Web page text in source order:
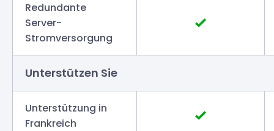
Redundante
Server-
Stromversorgung
Unterstützen Sie
Unterstützung in
Frankreich